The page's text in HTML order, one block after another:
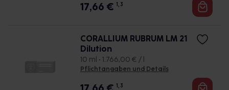
17,66 € 1, 3
CORALLIUM RUBRUM LM 21
Dilution
10 ml • 1.766,00 € / l
Pflichtangaben und Details
1, 3